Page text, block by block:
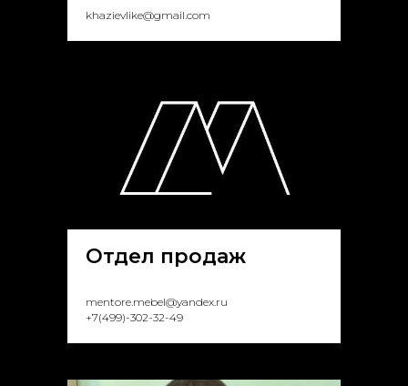
khazievlike@gmail.com
Отдел продаж
mentore.mebel@yandex.ru
+7(499)-302-32-49